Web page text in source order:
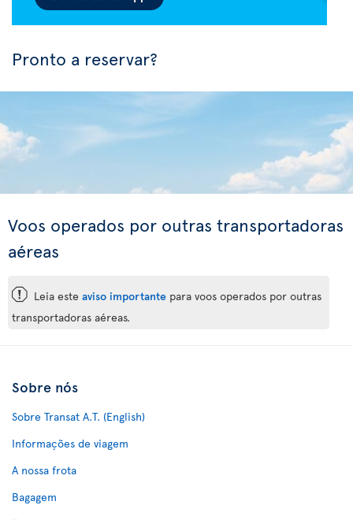
Pronto a reservar?
Voos operados por outras transportadoras
aéreas
ü Leia este aviso importante para voos operados por outras
transportadoras aéreas.
Sobre nós
Sobre Transat A.T. (English)
Informações de viagem
A nossa frota
Bagagem